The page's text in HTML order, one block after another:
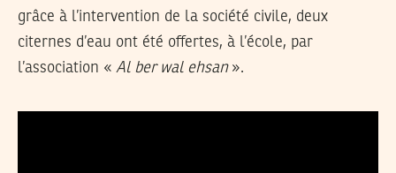
grâce à l’intervention de la société civile, deux
citernes d’eau ont été offertes, à l’école, par
l’association « Al ber wal ehsan».